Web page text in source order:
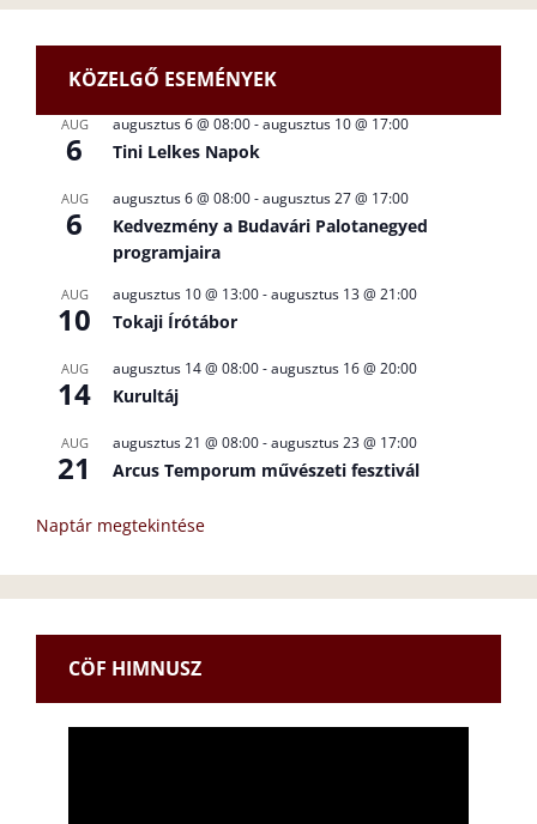
KÖZELGŐ ESEMÉNYEK
AUG
6
augusztus 6 @ 08:00-augusztus 10 @ 17:00
Tini Lelkes Napok
AUG
6
augusztus 6 @ 08:00-augusztus 27 @ 17:00
Kedvezmény a Budavári Palotanegyed
programjaira
AUG
10
augusztus 10 @ 13:00-augusztus 13 @ 21:00
Tokaji Írótábor
AUG
14
augusztus 14 @ 08:00-augusztus 16 @ 20:00
Kurultáj
AUG
21
augusztus 21 @ 08:00-augusztus 23 @ 17:00
Arcus Temporum művészeti fesztivál
Naptár megtekintése
CÖF HIMNUSZ